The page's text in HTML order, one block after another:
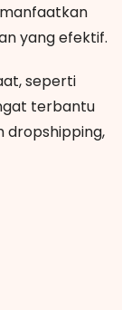
yang efektif.
seperti
terbantu
dropshipping,